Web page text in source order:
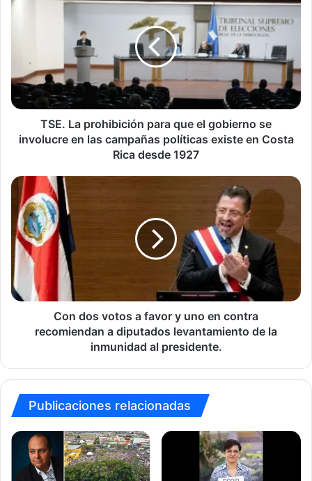
La
gobierno
involucre
las
existe
en
Costa
Rica
desde
1927
TSE. La prohibición para que el gobierno se
involucre en las campañas políticas existe en Costa
Rica desde 1927
Con
dos
votos
favor
y
uno
en
contra
recomiendan
de
inmunidad
al
presidente.
Con dos votos a favor y uno en contra
recomiendan a diputados levantamiento de la
inmunidad al presidente.
Publicaciones relacionadas